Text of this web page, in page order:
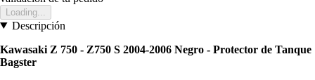
Loading...
Descripción
Kawasaki Z 750 - Z750 S 2004-2006 Negro - Protector de Tanque
Bagster